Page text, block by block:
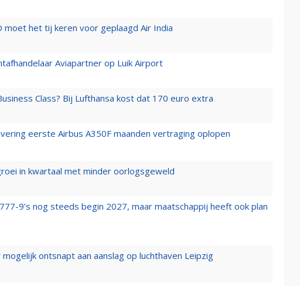
moet het tij keren voor geplaagd Air India
Aviapartner op Luik Airport
Class? Bij Lufthansa kost dat 170 euro extra
eerste Airbus A350F maanden vertraging oplopen
in kwartaal met minder oorlogsgeweld
9’s nog steeds begin 2027, maar maatschappij heeft ook plan
ontsnapt aan aanslag op luchthaven Leipzig